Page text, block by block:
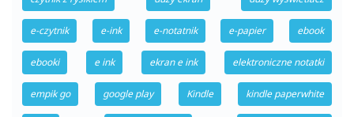
e-czytnik e-ink e-notatnik e-papier ebook
ebooki e ink ekran e ink elektroniczne notatki
empik go google play Kindle kindle paperwhite